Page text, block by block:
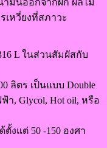
ำมันออกจากผัก ผลไม้
เหวี่ยงที่สภาวะ
L ในส่วนสัมผัสกับ
ลิตร เป็นแบบ Double
า, Glycol, Hot oil, หรือ
งแต่ 50 -150 องศา